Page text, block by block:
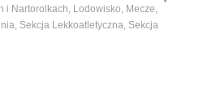
i Nartorolkach, Lodowisko, Mecze,
, Sekcja Lekkoatletyczna, Sekcja